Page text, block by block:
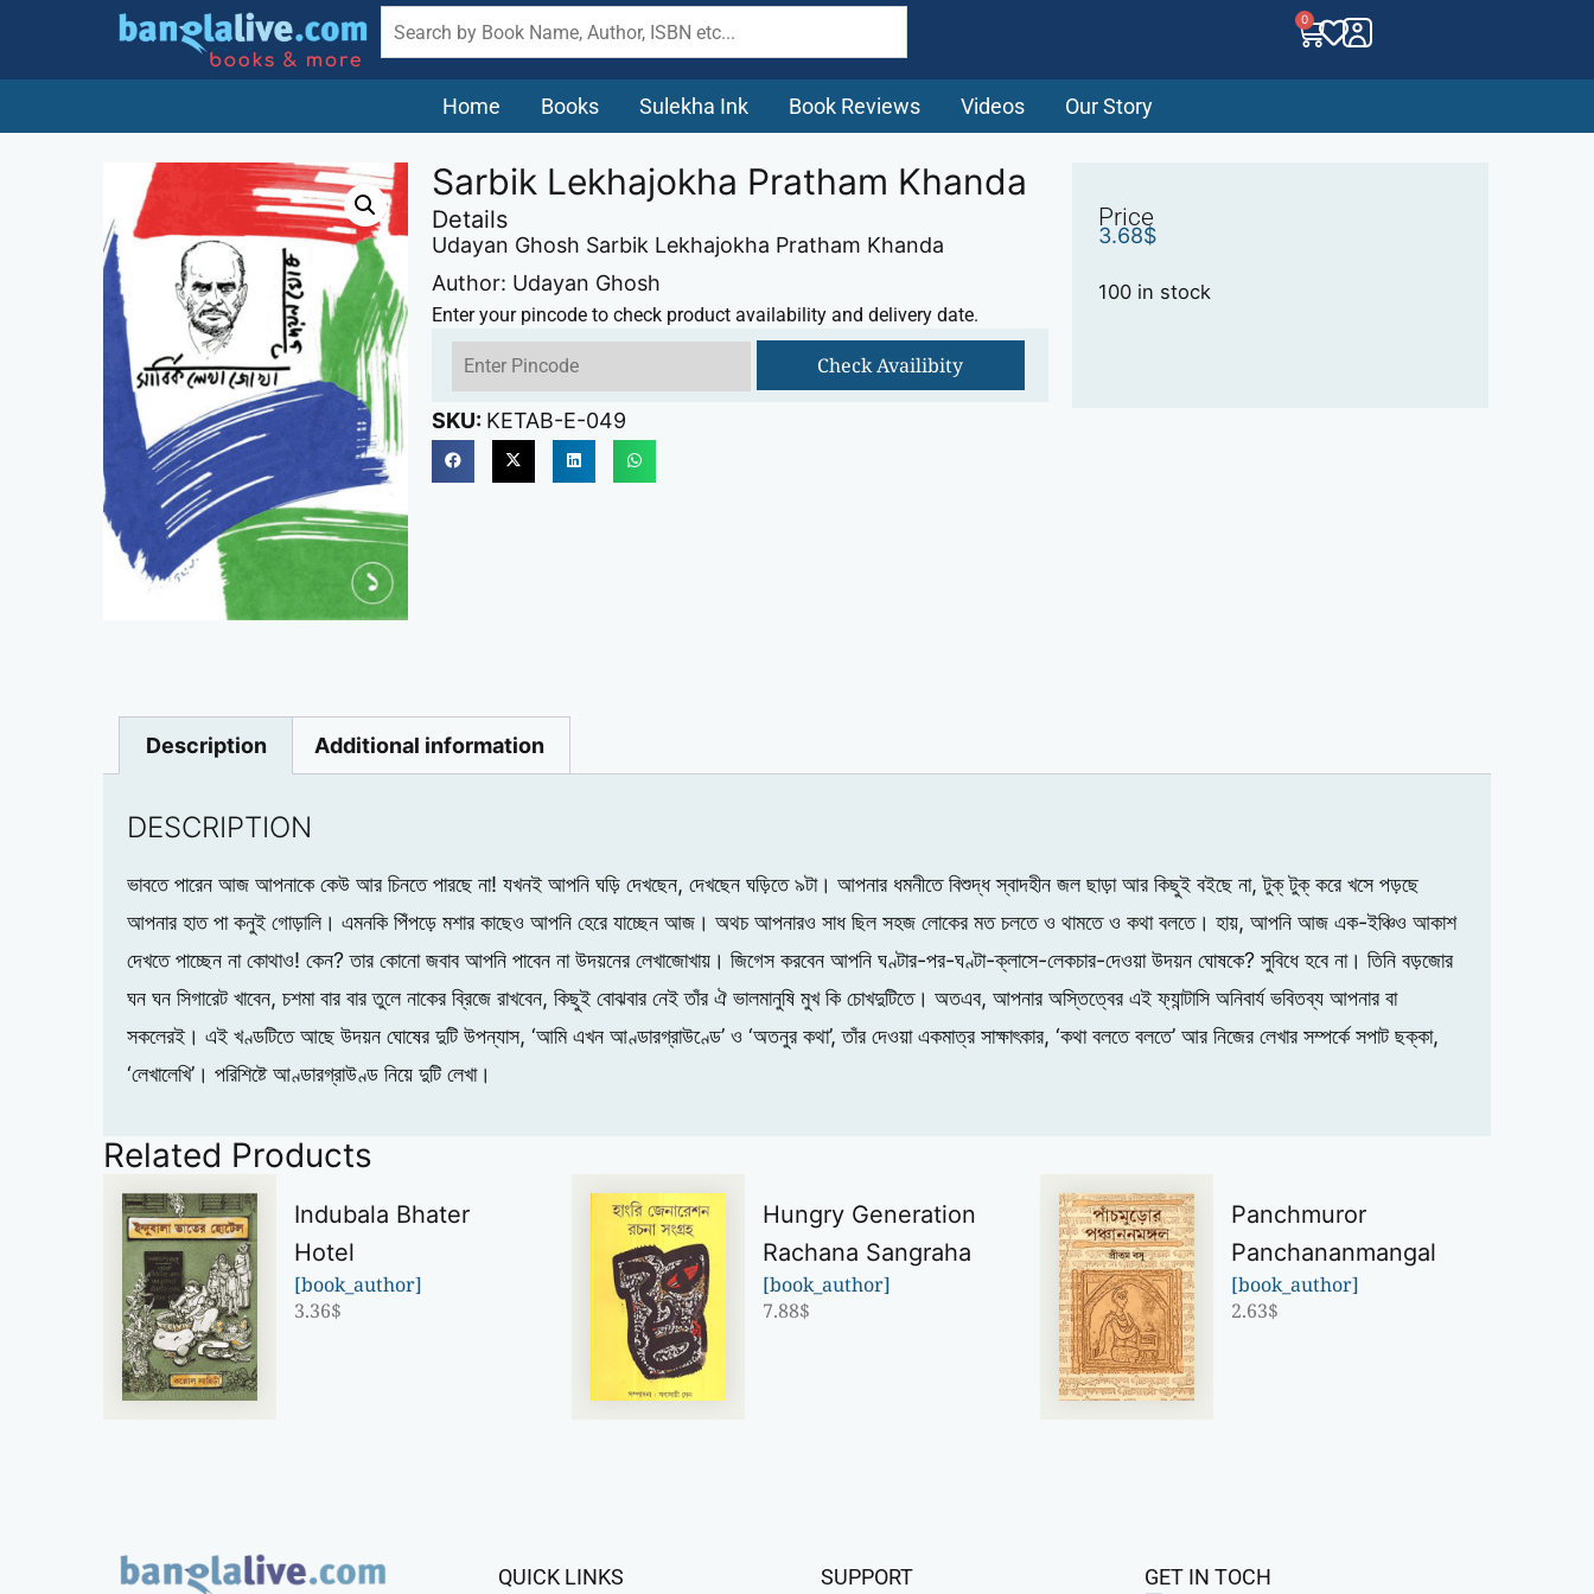
0
Home Books Sulekha Ink Book Reviews Videos Our Story
Sarbik Lekhajokha Pratham Khanda
Details
Udayan Ghosh Sarbik Lekhajokha Pratham Khanda
Author: Udayan Ghosh
Enter your pincode to check product availability and delivery date.
Check Availibity
SKU: KETAB-E-049
Price
3.68$
100 in stock
Description Additional information
DESCRIPTION
ভাবতে পারেন আজ আপনাকে কেউ আর চিনতে পারছে না! যখনই আপনি ঘড়ি দেখছেন, দেখছেন ঘড়িতে ৯টা। আপনার ধমনীতে বিশুদ্ধ স্বাদহীন জল ছাড়া আর কিছুই বইছে না, টুক্ টুক্ করে খসে পড়ছে
আপনার হাত পা কনুই গোড়ালি। এমনকি পিঁপড়ে মশার কাছেও আপনি হেরে যাচ্ছেন আজ। অথচ আপনারও সাধ ছিল সহজ লোকের মত চলতে ও থামতে ও কথা বলতে। হায়, আপনি আজ এক-ইঞ্চিও আকাশ
দেখতে পাচ্ছেন না কোথাও! কেন? তার কোনো জবাব আপনি পাবেন না উদয়নের লেখাজোখায়। জিগেস করবেন আপনি ঘণ্টার-পর-ঘণ্টা-ক্লাসে-লেকচার-দেওয়া উদয়ন ঘোষকে? সুবিধে হবে না। তিনি বড়জোর
ঘন ঘন সিগারেট খাবেন, চশমা বার বার তুলে নাকের ব্রিজে রাখবেন, কিছুই বোঝবার নেই তাঁর ঐ ভালমানুষি মুখ কি চোখদুটিতে। অতএব, আপনার অস্তিত্বের এই ফ্যান্টাসি অনিবার্য ভবিতব্য আপনার বা
সকলেরই। এই খণ্ডটিতে আছে উদয়ন ঘোষের দুটি উপন্যাস, ‘আমি এখন আণ্ডারগ্রাউণ্ডে’ ও ‘অতনুর কথা’, তাঁর দেওয়া একমাত্র সাক্ষাৎকার, ‘কথা বলতে বলতে’ আর নিজের লেখার সম্পর্কে সপাট ছক্কা,
‘লেখালেখি’। পরিশিষ্টে আণ্ডারগ্রাউণ্ড নিয়ে দুটি লেখা।
Related Products
Indubala Bhater
Hotel
[book_author]
3.36$
Hungry Generation
Rachana Sangraha
[book_author]
7.88$
Panchmuror
Panchananmangal
[book_author]
2.63$
QUICK LINKS
SUPPORT
GET IN TOCH